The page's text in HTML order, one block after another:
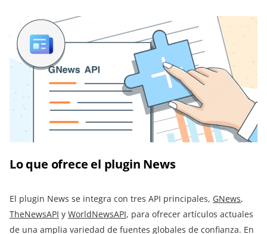
Lo que ofrece el plugin News
El plugin News se integra con tres API principales, GNews,
TheNewsAPI y WorldNewsAPI, para ofrecer artículos actuales
de una amplia variedad de fuentes globales de confianza. En